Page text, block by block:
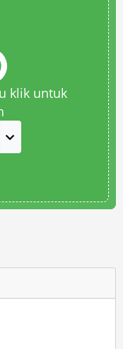
klik untuk